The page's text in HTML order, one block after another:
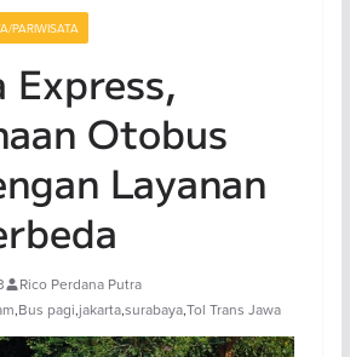
PARIWISATA
Otobus
Layanan
Rico Perdana Putra
,Bus pagi,jakarta,surabaya,Tol Trans Jawa